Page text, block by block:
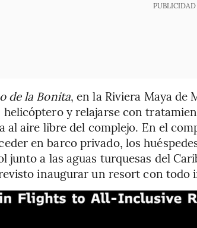
PUBLICIDAD
de la Bonita, en la Riviera Maya de
y relajarse con
al aire libre del complejo. En el
en barco privado, los
junto a las aguas turquesas del
inaugurar un resort con todo